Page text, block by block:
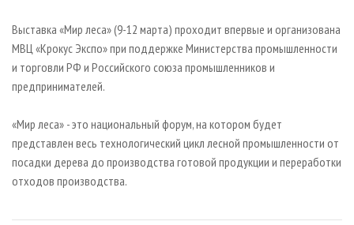
БИОЭНЕРГЕТИКА
ЦБП
ИНСТРУМЕНТ И МАТЕРИАЛЫ
RUSSIAN FORESTRY REVIEW
ГАЗЕТА ЛЕСПРОМФОРУМ
БИБЛИОТЕКА СПЕЦИАЛИСТА
Выставка «Мир леса» (9-12 марта) проходит впервые и организована
МВЦ «Крокус Экспо» при поддержке Министерства промышленности
и торговли РФ и Российского союза промышленников и
предпринимателей.
«Мир леса» - это национальный форум, на котором будет
представлен весь технологический цикл лесной промышленности от
посадки дерева до производства готовой продукции и переработки
отходов производства.